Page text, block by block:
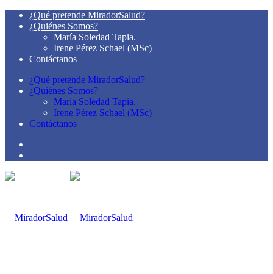
¿Qué pretende MiradorSalud?
¿Quiénes Somos?
María Soledad Tapia.
Irene Pérez Schael (MSc)
Contáctanos
¿Qué pretende MiradorSalud?
¿Quiénes Somos?
María Soledad Tapia.
Irene Pérez Schael (MSc)
Contáctanos